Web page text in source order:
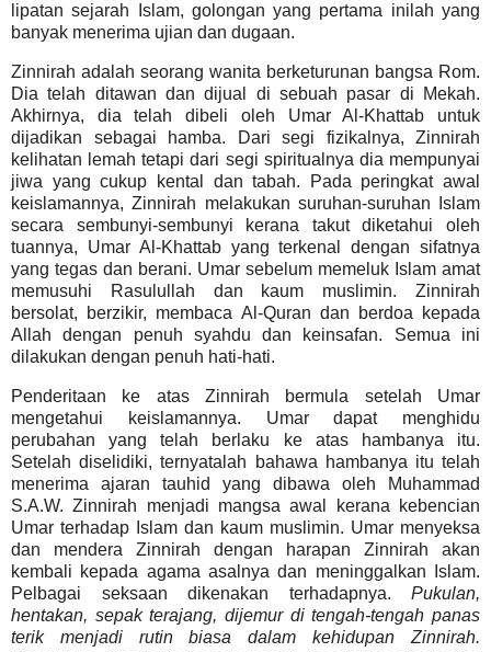
lipatan sejarah Islam, golongan yang pertama inilah yang
banyak menerima ujian dan dugaan.
Zinnirah adalah seorang wanita berketurunan bangsa Rom.
Dia telah ditawan dan dijual di sebuah pasar di Mekah.
Akhirnya, dia telah dibeli oleh Umar Al-Khattab untuk
dijadikan sebagai hamba. Dari segi fizikalnya, Zinnirah
kelihatan lemah tetapi dari segi spiritualnya dia mempunyai
jiwa yang cukup kental dan tabah. Pada peringkat awal
keislamannya, Zinnirah melakukan suruhan-suruhan Islam
secara sembunyi-sembunyi kerana takut diketahui oleh
tuannya, Umar Al-Khattab yang terkenal dengan sifatnya
yang tegas dan berani. Umar sebelum memeluk Islam amat
memusuhi Rasulullah dan kaum muslimin. Zinnirah
bersolat, berzikir, membaca Al-Quran dan berdoa kepada
Allah dengan penuh syahdu dan keinsafan. Semua ini
dilakukan dengan penuh hati-hati.
Penderitaan ke atas Zinnirah bermula setelah Umar
mengetahui keislamannya. Umar dapat menghidu
perubahan yang telah berlaku ke atas hambanya itu.
Setelah diselidiki, ternyatalah bahawa hambanya itu telah
menerima ajaran tauhid yang dibawa oleh Muhammad
S.A.W. Zinnirah menjadi mangsa awal kerana kebencian
Umar terhadap Islam dan kaum muslimin. Umar menyeksa
dan mendera Zinnirah dengan harapan Zinnirah akan
kembali kepada agama asalnya dan meninggalkan Islam.
Pelbagai seksaan dikenakan terhadapnya. Pukulan,
hentakan, sepak terajang, dijemur di tengah-tengah panas
terik menjadi rutin biasa dalam kehidupan Zinnirah.